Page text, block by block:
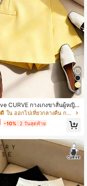
5
CURVE กางเกงขาสั้นผู้หญิง
สำหรับฤดูร้อน, ทรงเอไลน์, สีเห
ไซน์กระเป๋าหลอก, กระดุมตกแต่
ะสำหรับออกกำลังกาย, กีฬา, ลำ
ใน ออกไปเที่ยวกลางคืน กางเกงขาสั้นพลัสไซส์
-10% 2 วันสุดท้าย